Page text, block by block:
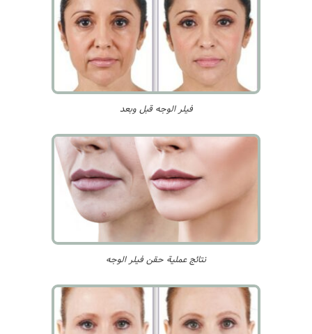
فيلر الوجه قبل وبعد
نتائج عملية حقن فيلر الوجه